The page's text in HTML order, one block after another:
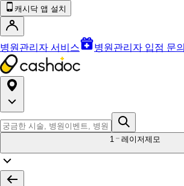
캐시닥 앱 설치
병원관리자 서비스 병원관리자 입점 문의
1 레이저제모